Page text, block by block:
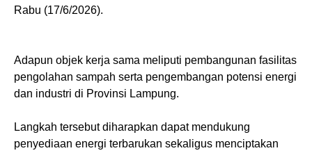
Rabu (17/6/2026).
Adapun objek kerja sama meliputi pembangunan fasilitas
pengolahan sampah serta pengembangan potensi energi
dan industri di Provinsi Lampung.
Langkah tersebut diharapkan dapat mendukung
penyediaan energi terbarukan sekaligus menciptakan